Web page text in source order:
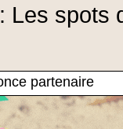
Les spots
partenaire